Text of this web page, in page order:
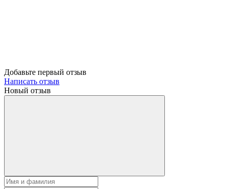
Добавьте первый отзыв
Написать отзыв
Новый отзыв